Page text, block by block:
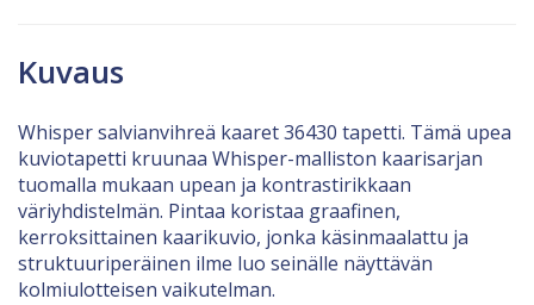
Kuvaus
Whisper salvianvihreä kaaret 36430 tapetti. Tämä upea
kuviotapetti kruunaa Whisper-malliston kaarisarjan
tuomalla mukaan upean ja kontrastirikkaan
väriyhdistelmän. Pintaa koristaa graafinen,
kerroksittainen kaarikuvio, jonka käsinmaalattu ja
struktuuriperäinen ilme luo seinälle näyttävän
kolmiulotteisen vaikutelman.